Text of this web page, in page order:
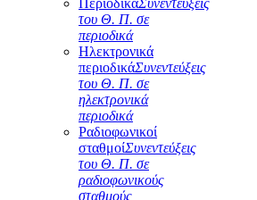
ΠεριοδικάΣυνεντεύξεις
του Θ. Π. σε
περιοδικά
Ηλεκτρονικά
περιοδικάΣυνεντεύξεις
του Θ. Π. σε
ηλεκτρονικά
περιοδικά
Ραδιοφωνικοί
σταθμοίΣυνεντεύξεις
του Θ. Π. σε
ραδιοφωνικούς
σταθμούς